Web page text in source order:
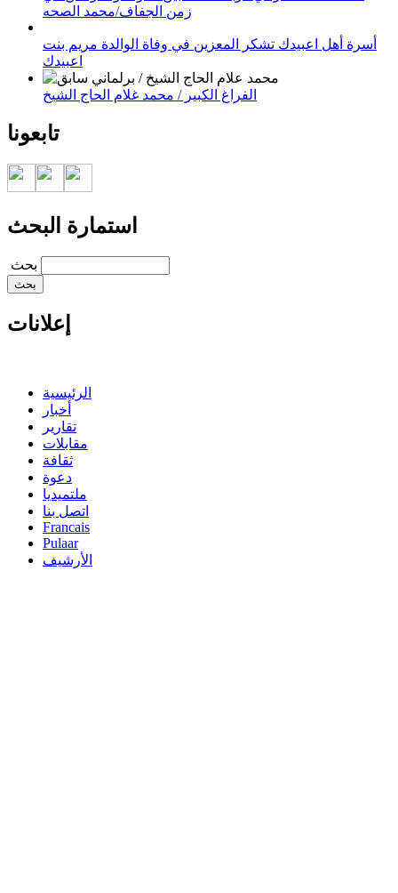
زمن الجفاف/محمد الصحه
أسرة أهل اعبيدك تشكر المعزين في وفاة الوالدة مريم بنت
اعبيدك
الفراغ الكبير / محمد غلام الحاج الشيخ
تابعونا
استمارة البحث
‏بحث ‏
إعلانات
الرئيسية
أخبار
تقارير
مقابلات
ثقافة
دعوة
ملتميديا
اتصل بنا
Francais
Pulaar
الأرشيف